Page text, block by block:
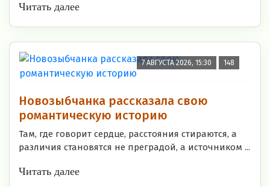
Читать далее
7 АВГУСТА 2026, 15:30 148
Новозыбчанка рассказала свою
романтическую историю
Там, где говорит сердце, расстояния стираются, а
различия становятся не преградой, а источником ...
Читать далее